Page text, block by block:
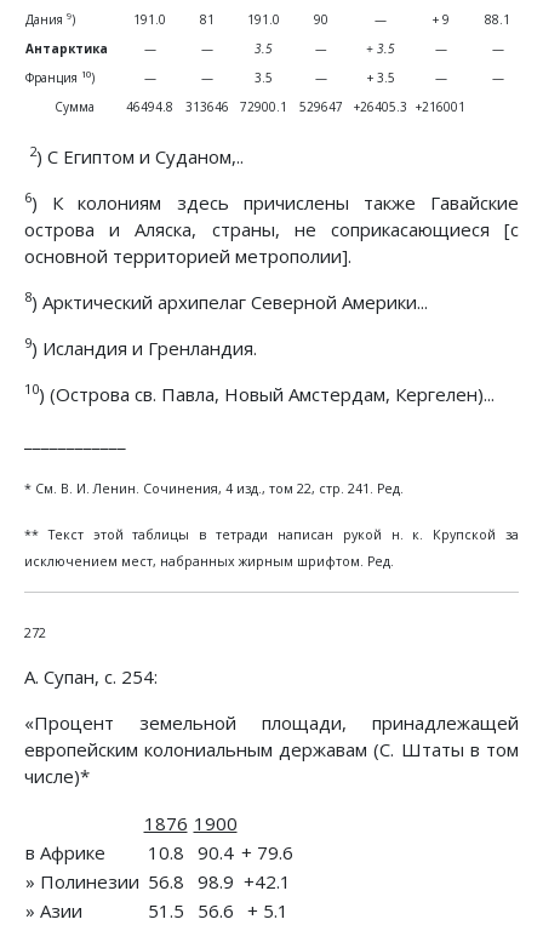
Дания 9) 191.0 81 191.0 90 — + 9
88.1
Антарктика
— — 3.5 — + 3.5 —
—
Франция 10) — — 3.5 — + 3.5 —
—
Сумма
46494.8 313646 72900.1 529647 +26405.3 +216001
2) С Египтом и Суданом,..
6) К колониям здесь причислены также Гавайские
острова и Аляска, страны, не соприкасающиеся [с
основной территорией метрополии].
8) Арктический архипелаг Северной Америки...
9) Исландия и Гренландия.
10) (Острова св. Павла, Новый Амстердам, Кергелен)...
* См. В. И. Ленин. Сочинения, 4 изд., том 22, стр. 241. Ред.
** Текст этой таблицы в тетради написан рукой н. к. Крупской за
исключением мест, набранных жирным шрифтом. Ред.
272
А. Супан, с. 254:
«Процент земельной площади, принадлежащей
европейским колониальным державам (С. Штаты в том
числе)*
1876 1900
в Африке
10.8 90.4 + 79.6
» Полинезии 56.8 98.9 +42.1
» Азии
51.5 56.6 + 5.1